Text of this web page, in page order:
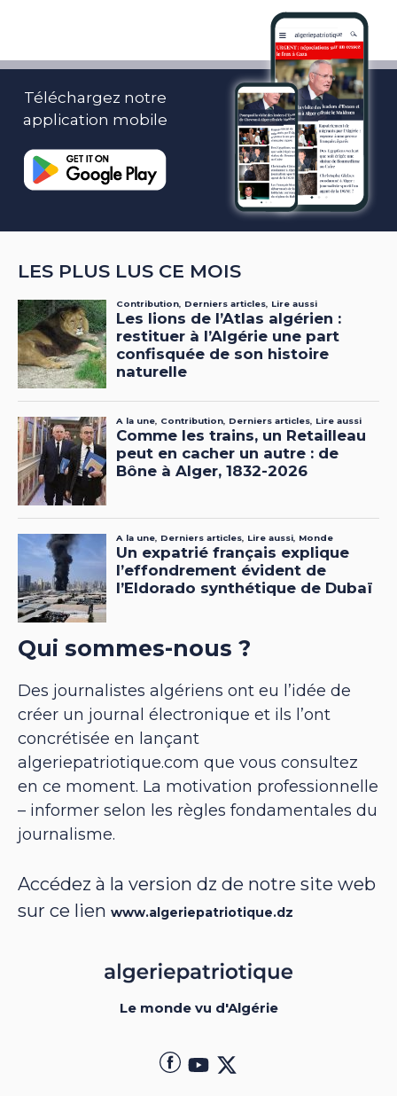
Téléchargez notre
application mobile
LES PLUS LUS CE MOIS
Qui sommes-nous ?
Des journalistes algériens ont eu l’idée de
créer un journal électronique et ils l’ont
concrétisée en lançant
algeriepatriotique.com que vous consultez
en ce moment. La motivation professionnelle
– informer selon les règles fondamentales du
journalisme.
Accédez à la version dz de notre site web
sur ce lien www.algeriepatriotique.dz
Le monde vu d'Algérie